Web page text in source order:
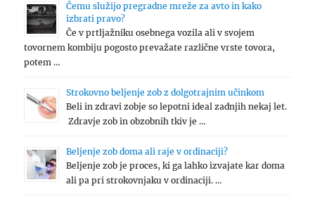
Čemu služijo pregradne mreže za avto in kako
izbrati pravo?
Če v prtljažniku osebnega vozila ali v svojem
tovornem kombiju pogosto prevažate različne vrste tovora,
potem …
Strokovno beljenje zob z dolgotrajnim učinkom
Beli in zdravi zobje so lepotni ideal zadnjih nekaj let.
Zdravje zob in obzobnih tkiv je …
Beljenje zob doma ali raje v ordinaciji?
Beljenje zob je proces, ki ga lahko izvajate kar doma
ali pa pri strokovnjaku v ordinaciji. …